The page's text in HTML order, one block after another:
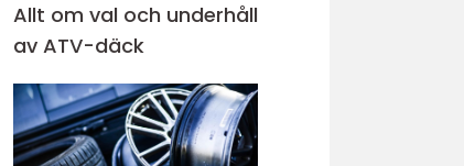
Allt om val och underhåll
av ATV-däck